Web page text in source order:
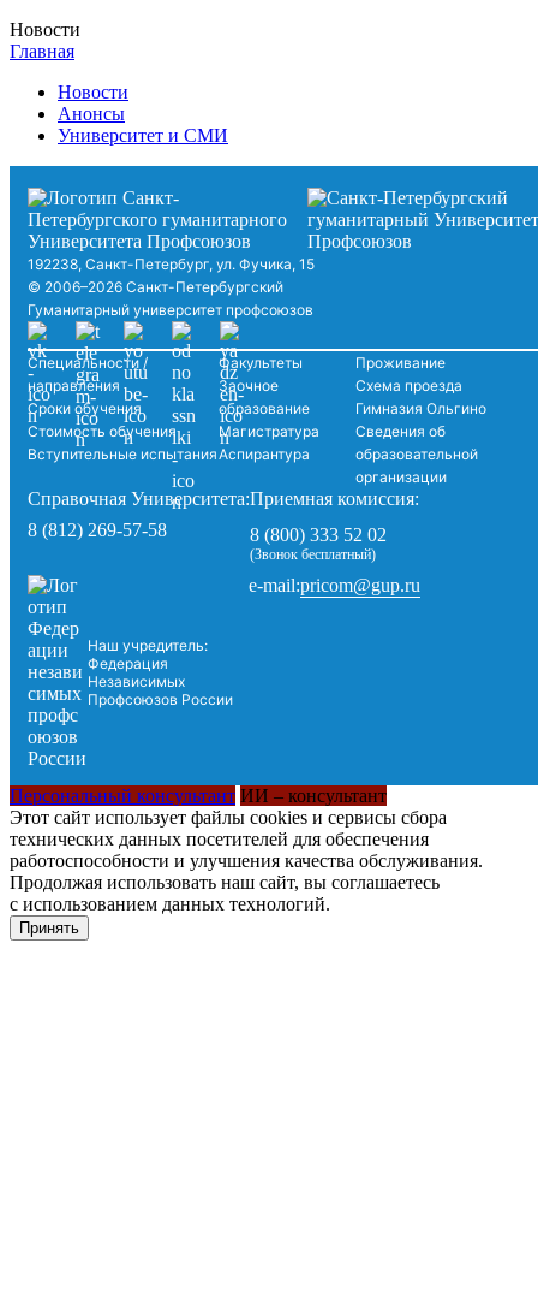
Новости
Главная
Новости
Анонсы
Университет и СМИ
192238, Санкт-Петербург, ул. Фучика, 15
© 2006–2026 Санкт-Петербургский
Гуманитарный университет профсоюзов
Специальности /
направления
Сроки обучения
Стоимость обучения
Вступительные испытания
Факультеты
Заочное
образование
Магистратура
Аспирантура
Проживание
Схема проезда
Гимназия Ольгино
Сведения об
образовательной
организации
Справочная Университета:
8 (812) 269-57-58
Приемная комиссия:
8 (800) 333 52 02
(Звонок бесплатный)
Наш учредитель:
Федерация
Независимых
Профсоюзов России
e-mail:pricom@gup.ru
Персональный консультант ИИ – консультант
Этот сайт использует файлы cookies и сервисы сбора
технических данных посетителей для обеспечения
работоспособности и улучшения качества обслуживания.
Продолжая использовать наш сайт, вы соглашаетесь
с использованием данных технологий.
Принять